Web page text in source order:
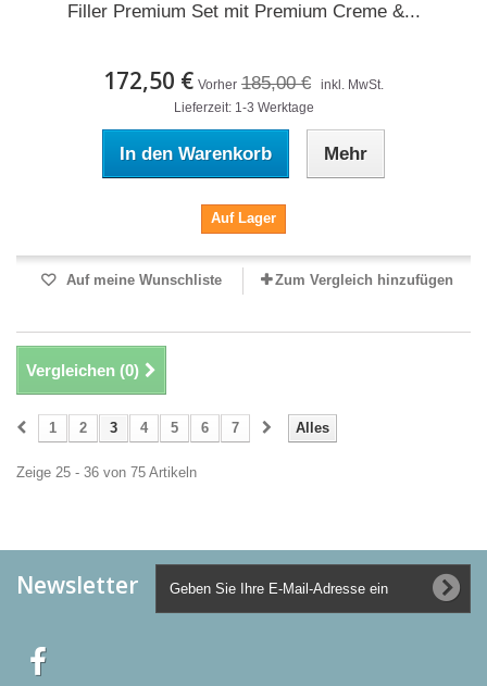
Filler Premium Set mit Premium Creme &...
172,50 € Vorher 185,00 €
inkl. MwSt.
Lieferzeit: 1-3 Werktage
In den Warenkorb Mehr
Auf Lager
Auf meine Wunschliste Zum Vergleich hinzufügen
Vergleichen (0)
Alles
1 2 3 4 5 6 7
Zeige 25 - 36 von 75 Artikeln
Newsletter